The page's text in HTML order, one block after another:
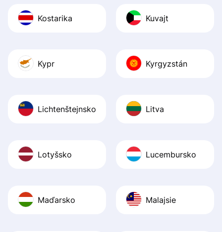
Kostarika Kuvajt
Kypr Kyrgyzstán
Lichtenštejnsko Litva
Lotyšsko Lucembursko
Maďarsko Malajsie